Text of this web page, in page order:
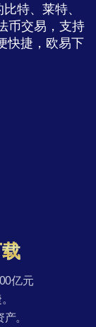
特、莱特、
币交易，支持
快捷，欧易下
亿元
。